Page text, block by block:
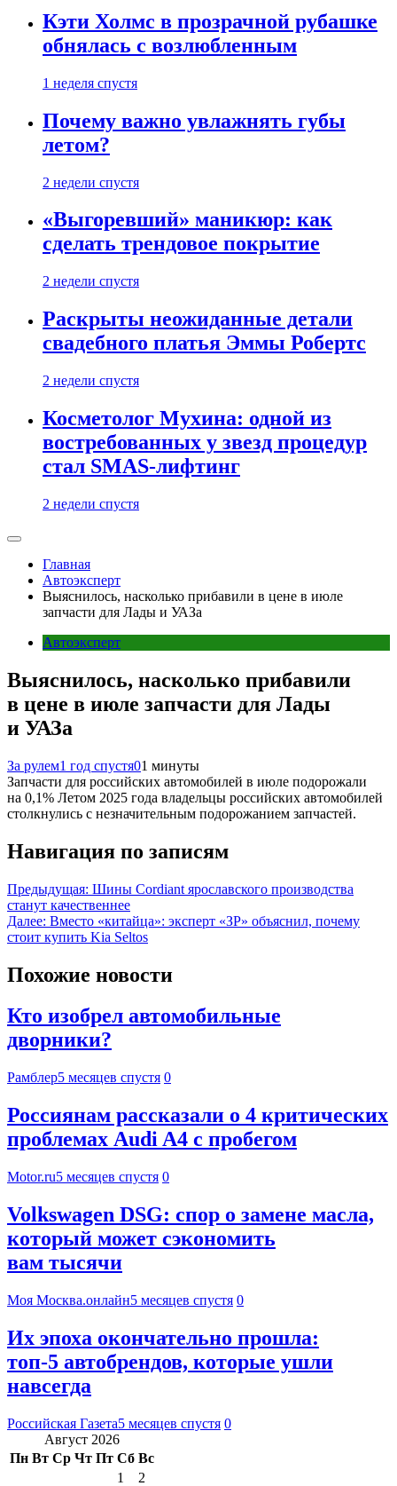
Кэти Холмс в прозрачной рубашке
обнялась с возлюбленным
1 неделя спустя
Почему важно увлажнять губы
летом?
2 недели спустя
«Выгоревший» маникюр: как
сделать трендовое покрытие
2 недели спустя
Раскрыты неожиданные детали
свадебного платья Эммы Робертс
2 недели спустя
Косметолог Мухина: одной из
востребованных у звезд процедур
стал SMAS-лифтинг
2 недели спустя
Главная
Автоэксперт
Выяснилось, насколько прибавили в цене в июле
запчасти для Лады и УАЗа
Автоэксперт
Выяснилось, насколько прибавили
в цене в июле запчасти для Лады
и УАЗа
За рулем1 год спустя01 минуты
Запчасти для российских автомобилей в июле подорожали
на 0,1% Летом 2025 года владельцы российских автомобилей
столкнулись с незначительным подорожанием запчастей.
Навигация по записям
Предыдущая: Шины Cordiant ярославского производства
станут качественнее
Далее: Вместо «китайца»: эксперт «ЗР» объяснил, почему
стоит купить Kia Seltos
Похожие новости
Кто изобрел автомобильные
дворники?
Рамблер5 месяцев спустя 0
Россиянам рассказали о 4 критических
проблемах Audi A4 с пробегом
Motor.ru5 месяцев спустя 0
Volkswagen DSG: спор о замене масла,
который может сэкономить
вам тысячи
Моя Москва.онлайн5 месяцев спустя 0
Их эпоха окончательно прошла:
топ-5 автобрендов, которые ушли
навсегда
Российская Газета5 месяцев спустя 0
Август 2026
Пн Вт Ср Чт Пт Сб Вс
1
2